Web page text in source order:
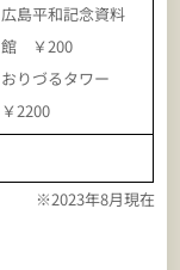
広島平和記念資料
館 ￥200
おりづるタワー
￥2200
※2023年8月現在